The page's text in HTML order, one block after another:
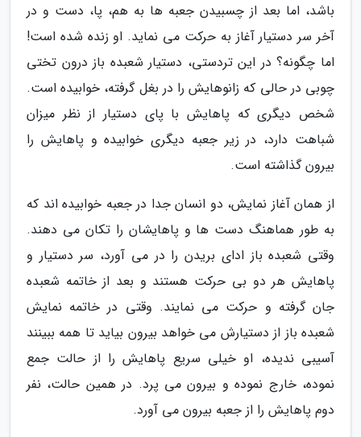
باشد، اما بعد از چسبیدن جعبه ها به هم، پا، دست و در
آخر سر دستیار آغاز به حرکت می نماید. او زنده شده است!
اما چگونه؟ در این تردستی، دستیار شعبده باز درون تختی
چوبی در حالی که زانوهایش را در بغل گرفته، خوابیده است.
شخص دیگری که پاهایش با پای دستیار از نظر میزان
شباهت دارد، در زیر جعبه دیگری خوابیده و پاهایش را
بیرون گذاشته است.
از همان آغاز نمایش، دو انسان جدا در جعبه خوابیده اند که
به طور هماهنگ دست ها و پاهایشان را تکان می دهند.
وقتی شعبده باز ادای بریدن را در می آورد، سر دستیار و
پاهایش هر دو بی حرکت هستند و بعد از خاتمه شعبده
جان گرفته و حرکت می نمایند. وقتی در خاتمه نمایش
شعبده باز از دستیارش می خواهد بیرون بیاید تا همه ببینند
آسیبی ندیده، او خیلی سریع پاهایش را از حالت جمع
نموده، خارج نموده و بیرون می پرد. در همین حالت، نفر
دوم پاهایش را از جعبه بیرون می آورد.